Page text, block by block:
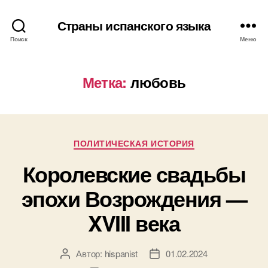
Поиск
Страны испанского языка
Меню
Метка: любовь
Р
у
б
р
и
к
и
ПОЛИТИЧЕСКАЯ ИСТОРИЯ
Королевские свадьбы
эпохи Возрождения —
XVIII века
А Автор: hispanist
Д 01.02.2024